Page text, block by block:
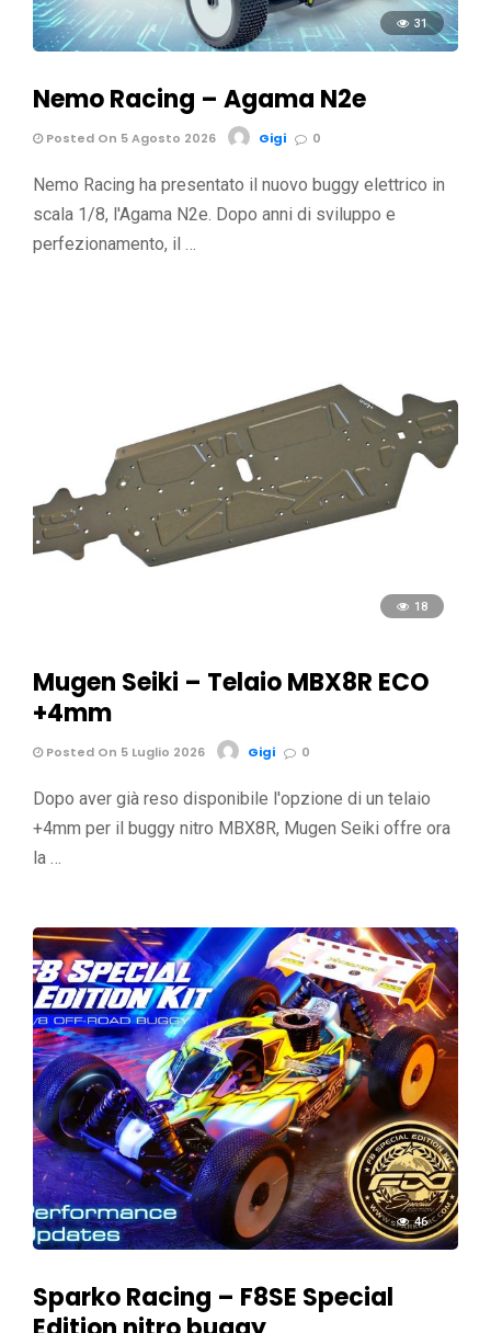
31
Nemo Racing – Agama N2e
Posted On 5 Agosto 2026 Gigi 0
Nemo Racing ha presentato il nuovo buggy elettrico in
scala 1/8, l'Agama N2e. Dopo anni di sviluppo e
perfezionamento, il …
18
Mugen Seiki – Telaio MBX8R ECO
+4mm
Posted On 5 Luglio 2026 Gigi 0
Dopo aver già reso disponibile l'opzione di un telaio
+4mm per il buggy nitro MBX8R, Mugen Seiki offre ora
la …
46
Sparko Racing – F8SE Special